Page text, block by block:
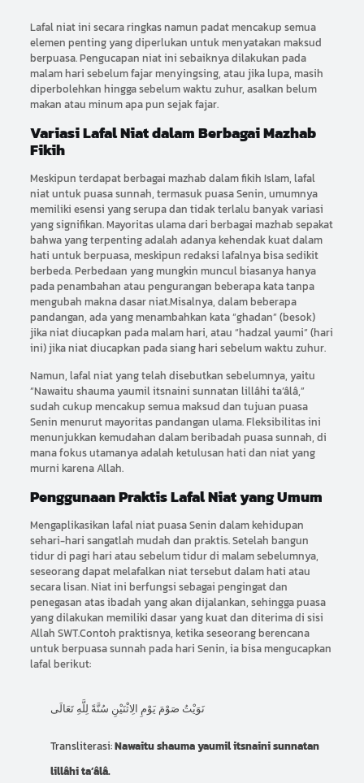
Lafal niat ini secara ringkas namun padat mencakup semua
elemen penting yang diperlukan untuk menyatakan maksud
berpuasa. Pengucapan niat ini sebaiknya dilakukan pada
malam hari sebelum fajar menyingsing, atau jika lupa, masih
diperbolehkan hingga sebelum waktu zuhur, asalkan belum
makan atau minum apa pun sejak fajar.
Variasi Lafal Niat dalam Berbagai Mazhab
Fikih
Meskipun terdapat berbagai mazhab dalam fikih Islam, lafal
niat untuk puasa sunnah, termasuk puasa Senin, umumnya
memiliki esensi yang serupa dan tidak terlalu banyak variasi
yang signifikan. Mayoritas ulama dari berbagai mazhab sepakat
bahwa yang terpenting adalah adanya kehendak kuat dalam
hati untuk berpuasa, meskipun redaksi lafalnya bisa sedikit
berbeda. Perbedaan yang mungkin muncul biasanya hanya
pada penambahan atau pengurangan beberapa kata tanpa
mengubah makna dasar niat.Misalnya, dalam beberapa
pandangan, ada yang menambahkan kata “ghadan” (besok)
jika niat diucapkan pada malam hari, atau “hadzal yaumi” (hari
ini) jika niat diucapkan pada siang hari sebelum waktu zuhur.
Namun, lafal niat yang telah disebutkan sebelumnya, yaitu
“Nawaitu shauma yaumil itsnaini sunnatan lillâhi ta’âlâ,”
sudah cukup mencakup semua maksud dan tujuan puasa
Senin menurut mayoritas pandangan ulama. Fleksibilitas ini
menunjukkan kemudahan dalam beribadah puasa sunnah, di
mana fokus utamanya adalah ketulusan hati dan niat yang
murni karena Allah.
Penggunaan Praktis Lafal Niat yang Umum
Mengaplikasikan lafal niat puasa Senin dalam kehidupan
sehari-hari sangatlah mudah dan praktis. Setelah bangun
tidur di pagi hari atau sebelum tidur di malam sebelumnya,
seseorang dapat melafalkan niat tersebut dalam hati atau
secara lisan. Niat ini berfungsi sebagai pengingat dan
penegasan atas ibadah yang akan dijalankan, sehingga puasa
yang dilakukan memiliki dasar yang kuat dan diterima di sisi
Allah SWT.Contoh praktisnya, ketika seseorang berencana
untuk berpuasa sunnah pada hari Senin, ia bisa mengucapkan
lafal berikut:
نَوَيْتُ صَوْمَ يَوْمِ الِاثْنَيْنِ سُنَّةً لِلَّهِ تَعَالَى
Transliterasi:Nawaitu shauma yaumil itsnaini sunnatan
lillâhi ta’âlâ.